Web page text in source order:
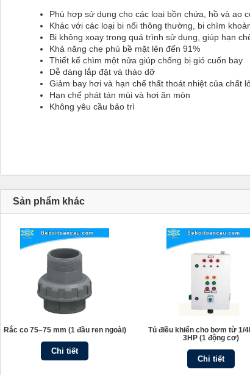
Phù hợp sử dụng cho các loại bồn chứa, hồ và ao
Khác với các loại bi nổi thông thường, bi chìm
Bi không xoay trong quá trình sử dụng, giúp hạn
Khả năng che phủ bề mặt lên đến 91%
Thiết kế chìm một nửa giúp chống bị gió cuốn bay
Dễ dàng lắp đặt và tháo dỡ
Giảm bay hơi và hạn chế thất thoát nhiệt của chất
Hạn chế phát tán mùi và hơi ăn mòn
Không yêu cầu bảo trì
Sản phẩm khác
Rắc co 75–75 mm (1 đầu ren ngoài)
Chi tiết
Tủ điều khiển cho bơm từ 1/
3HP (1 động cơ)
Chi tiết